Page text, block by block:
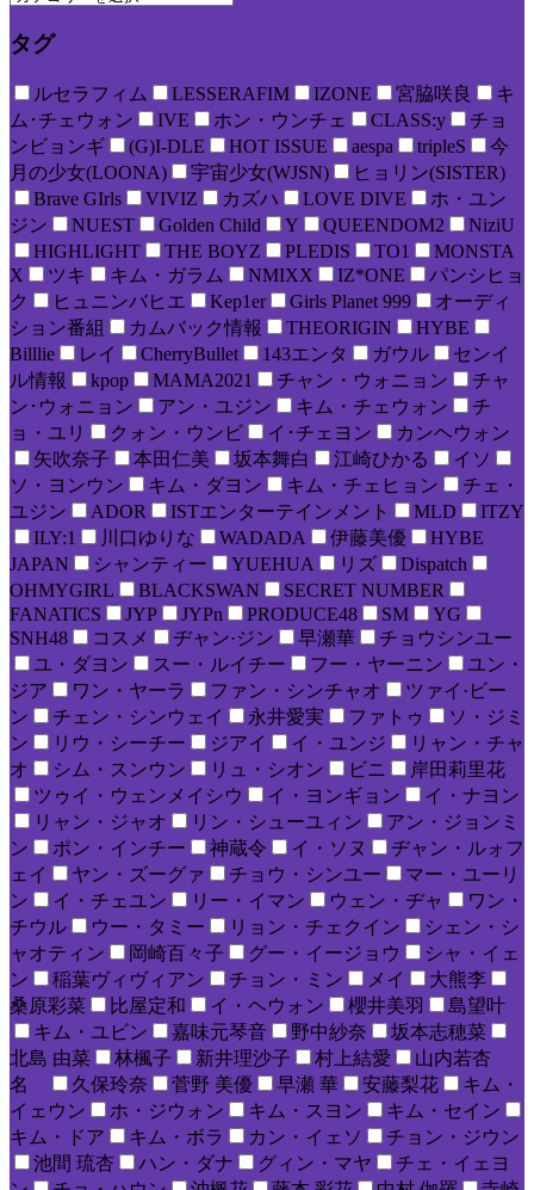
タグ
ルセラフィム LESSERAFIM IZONE 宮脇咲良
キ
ム･チェウォン
IVE ホン・ウンチェ CLASS:y
チョ
ンビョンギ
(G)I-DLE HOT ISSUE aespa tripleS
今
月の少女(LOONA)
宇宙少女(WJSN)
ヒョリン(SISTER)
Brave GIrls
VIVIZ カズハ LOVE DIVE
ホ・ユン
ジン
NUEST Golden Child Y QUEENDOM2
NiziU
HIGHLIGHT
THE BOYZ PLEDIS TO1
MONSTA
X
ツキ キム・ガラム NMIXX IZ*ONE
パンシヒョ
ク
ヒュニンバヒエ Kep1er Girls Planet 999
オーディ
ション番組
カムバック情報 THEORIGIN
HYBE
Billlie
レイ CherryBullet 143エンタ ガウル
センイ
ル情報
kpop MAMA2021 チャン・ウォニョン
チャ
ン･ウォニョン
アン・ユジン キム・チェウォン
チ
ョ・ユリ
クォン・ウンビ イ･チェヨン
カンヘウォン
矢吹奈子
本田仁美 坂本舞白 江崎ひかる
イソ
ソ・ヨンウン
キム・ダヨン キム・チェヒョン
チェ・
ユジン
ADOR ISTエンターテインメント MLD
ITZY
ILY:1
川口ゆりな WADADA 伊藤美優
HYBE
JAPAN
シャンティー YUEHUA リズ
Dispatch
OHMYGIRL
BLACKSWAN
SECRET NUMBER
FANATICS
JYP JYPn PRODUCE48 SM
YG
SNH48
コスメ ヂャン·ジン 早瀬華
チョウシンユー
ユ・ダヨン
スー・ルイチー フー・ヤーニン
ユン・
ジア
ワン・ヤーラ ファン・シンチャオ
ツァイ·ビー
ン
チェン・シンウェイ 永井愛実 ファトゥ
ソ・ジミ
ン
リウ・シーチー ジアイ イ・ユンジ
リャン・チャ
オ
シム・スンウン リュ・シオン ビニ
岸田莉里花
ツゥイ・ウェンメイシウ
イ・ヨンギョン
イ・ナヨン
リャン・ジャオ
リン・シューユィン
アン・ジョンミ
ン
ポン・インチー 神蔵令 イ・ソヌ
ヂャン・ルォフ
ェイ
ヤン・ズーグァ チョウ・シンユー
マー・ユーリ
ン
イ・チェユン リー・イマン ウェン・ヂャ
ワン・
チウル
ウー・タミー リョン・チェクイン
シェン・シ
ャオティン
岡崎百々子 グー・イージョウ
シャ・イェ
ン
稲葉ヴィヴィアン チョン・ミン メイ
大熊李
桑原彩菜
比屋定和 イ・ヘウォン 櫻井美羽
島望叶
キム・ユビン
嘉味元琴音 野中紗奈
坂本志穂菜
北島 由菜
林楓子 新井理沙子 村上結愛
山内若杏
名
久保玲奈 菅野 美優 早瀬 華 安藤梨花
キム・
イェウン
ホ・ジウォン キム・スヨン
キム・セイン
キム・ドア
キム・ボラ カン・イェソ
チョン・ジウン
池間 琉杏
ハン・ダナ グィン・マヤ
チェ・イェヨ